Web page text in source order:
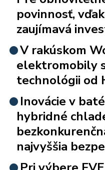
povinnosť,
zaujímavá
V rakúskom
elektromobily
technológii od
Inovácie v
hybridné
najvyššia